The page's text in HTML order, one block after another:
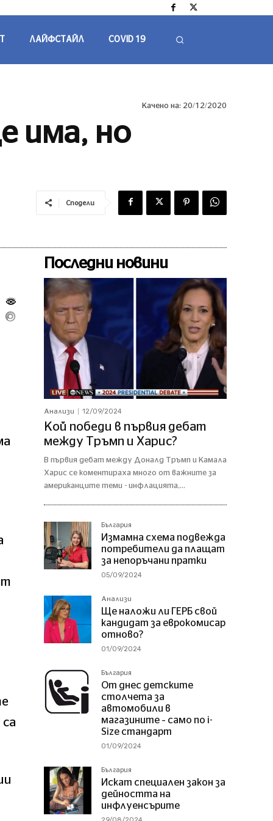
ЛАЙФСТАЙЛ COVID 19
Качено на: 20/12/2020
има, но
Сподели
Последни новини
Анализи 12/09/2024
Кой победи в първия дебат
между Тръмп и Харис?
В първия дебат между Доналд Тръмп и Камала
Харис се коментираха много от важните за
американците теми - инфлацията,...
България
Измамна схема подвежда
потребители да плащат
за непоръчани пратки
05/09/2024
Анализи
Ще наложи ли ГЕРБ свой
кандидат за еврокомисар
отново?
01/09/2024
България
От днес детските
столчета за
автомобили в
магазините – само по i-
Size стандарт
01/09/2024
България
Искат специален закон за
дейността на
инфлуенсърите